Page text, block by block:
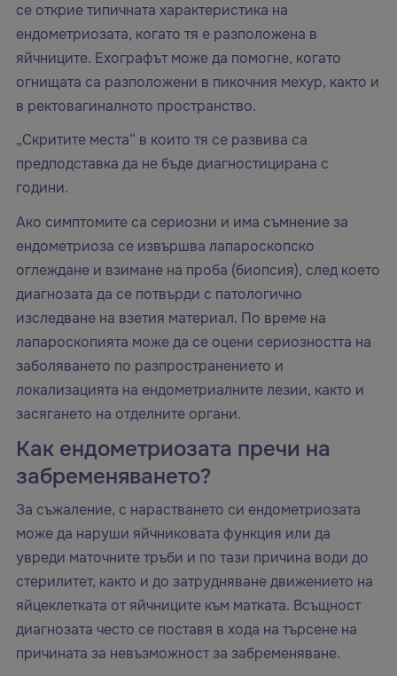
се открие типичната характеристика на
ендометриозата, когато тя е разположена в
яйчниците. Ехографът може да помогне, когато
огнищата са разположени в пикочния мехур, както и
в ректовагиналното пространство.
„Скритите места“ в които тя се развива са
предподставка да не бъде диагностицирана с
години.
Ако симптомите са сериозни и има съмнение за
ендометриоза се извършва лапароскопско
оглеждане и взимане на проба (биопсия), след което
диагнозата да се потвърди с патологично
изследване на взетия материал. По време на
лапароскопията може да се оцени сериозността на
заболяването по разпространението и
локализацията на ендометриалните лезии, както и
засягането на отделните органи.
Как ендометриозата пречи на
забременяването?
За съжаление, с нарастването си ендометриозата
може да наруши яйчниковата функция или да
увреди маточните тръби и по тази причина води до
стерилитет, както и до затрудняване движението на
яйцеклетката от яйчниците към матката. Всъщност
диагнозата често се поставя в хода на търсене на
причината за невъзможност за забременяване.